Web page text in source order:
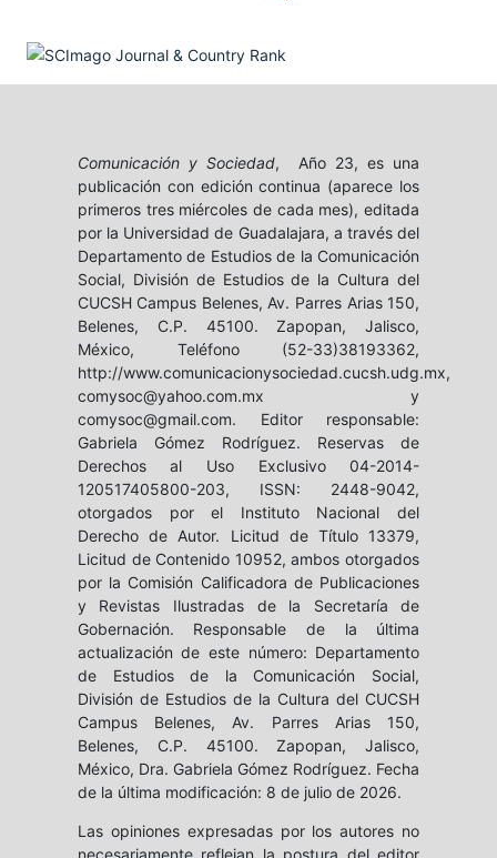
Comunicación y Sociedad, Año 23, es una
publicación con edición continua (aparece los
primeros tres miércoles de cada mes), editada
por la Universidad de Guadalajara, a través del
Departamento de Estudios de la Comunicación
Social, División de Estudios de la Cultura del
CUCSH Campus Belenes, Av. Parres Arias 150,
Belenes, C.P. 45100. Zapopan, Jalisco,
México, Teléfono (52-33)38193362,
http://www.comunicacionysociedad.cucsh.udg.mx,
comysoc@yahoo.com.mx y
comysoc@gmail.com. Editor responsable:
Gabriela Gómez Rodríguez. Reservas de
Derechos al Uso Exclusivo 04-2014-
120517405800-203, ISSN: 2448-9042,
otorgados por el Instituto Nacional del
Derecho de Autor. Licitud de Título 13379,
Licitud de Contenido 10952, ambos otorgados
por la Comisión Calificadora de Publicaciones
y Revistas Ilustradas de la Secretaría de
Gobernación. Responsable de la última
actualización de este número: Departamento
de Estudios de la Comunicación Social,
División de Estudios de la Cultura del CUCSH
Campus Belenes, Av. Parres Arias 150,
Belenes, C.P. 45100. Zapopan, Jalisco,
México, Dra. Gabriela Gómez Rodríguez. Fecha
de la última modificación: 8 de julio de 2026.
Las opiniones expresadas por los autores no
necesariamente reflejan la postura del editor